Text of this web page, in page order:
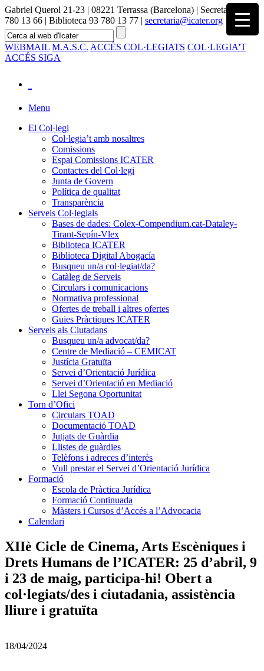
Gabriel Querol 21-23 | 08221 Terrassa (Barcelona) | Secretaria 93
780 13 66 | Biblioteca 93 780 13 77 | secretaria@icater.org
WEBMAIL M.A.S.C. ACCÉS COL·LEGIATS COL·LEGIA'T
ACCÉS SIGA
Menu
El Col·legi
Col·legia’t amb nosaltres
Comissions
Espai Comissions ICATER
Contactes del Col·legi
Junta de Govern
Política de qualitat
Transparència
Serveis Col·legials
Bases de dades: Colex-Compendium.cat-Dataley-
Tirant-Sepín-Vlex
Biblioteca ICATER
Biblioteca Digital Abogacía
Busqueu un/a col·legiat/da?
Catàleg de Serveis
Circulars i comunicacions
Normativa professional
Ofertes de treball i altres ofertes
Guies Pràctiques ICATER
Serveis als Ciutadans
Busqueu un/a advocat/da?
Centre de Mediació – CEMICAT
Justícia Gratuïta
Servei d’Orientació Jurídica
Servei d’Orientació en Mediació
Llei Segona Oportunitat
Torn d’Ofici
Circulars TOAD
Documentació TOAD
Jutjats de Guàrdia
Llistes de guàrdies
Telèfons i adreces d’interès
Vull prestar el Servei d’Orientació Jurídica
Formació
Escola de Pràctica Jurídica
Formació Continuada
Màsters i Cursos d’Accés a l’Advocacia
Calendari
XIIè Cicle de Cinema, Arts Escèniques i
Drets Humans de l’ICATER: 25 d’abril, 9
i 23 de maig, participa-hi! Obert a
col·legiats/des i ciutadania, assistència
lliure i gratuïta
18/04/2024